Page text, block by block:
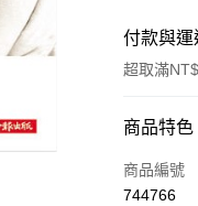
付款與
超取滿
付款方式
信用卡一
商品特色
商品編號
744766